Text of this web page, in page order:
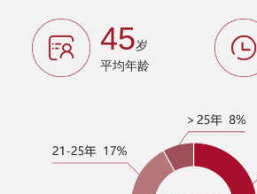
45岁
平均年龄
SAIF金融E沙龙-全球资产配置时代
下的中国资管行业未来之路 - 深圳
EMBA/EE/DBA南京课程宣讲会—5
2017 SAIF金融EMBA/EE/DBA 五